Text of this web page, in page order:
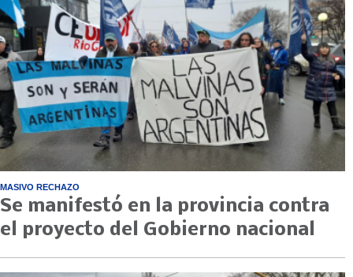
MASIVO RECHAZO
Se manifestó en la provincia contra
el proyecto del Gobierno nacional